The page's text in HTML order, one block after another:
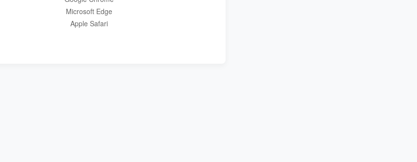
Microsoft Edge
Apple Safari